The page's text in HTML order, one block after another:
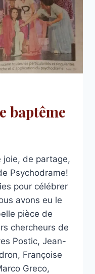
baptême
joie, de partage,
Psychodrame!
pour célébrer
avons eu le
pièce de
chercheurs de
Postic, Jean-
Françoise
Greco,